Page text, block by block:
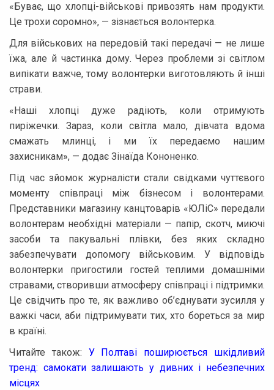
«Буває, що хлопці-військові привозять нам продукти.
Це трохи соромно», — зізнається волонтерка.
Для військових на передовій такі передачі — не лише
їжа, але й частинка дому. Через проблеми зі світлом
випікати важче, тому волонтерки виготовляють й інші
страви.
«Наші хлопці дуже радіють, коли отримують
пиріжечки. Зараз, коли світла мало, дівчата вдома
смажать млинці, і ми їх передаємо нашим
захисникам», — додає Зінаїда Кононенко.
Під час зйомок журналісти стали свідками чуттєвого
моменту співпраці між бізнесом і волонтерами.
Представники магазину канцтоварів «ЮЛіС» передали
волонтерам необхідні матеріали — папір, скотч, миючі
засоби та пакувальні плівки, без яких складно
забезпечувати допомогу військовим. У відповідь
волонтерки пригостили гостей теплими домашніми
стравами, створивши атмосферу співпраці і підтримки.
Це свідчить про те, як важливо об’єднувати зусилля у
важкі часи, аби підтримувати тих, хто бореться за мир
в країні.
Читайте також: У Полтаві поширюється шкідливий
тренд: самокати залишають у дивних і небезпечних
місцях